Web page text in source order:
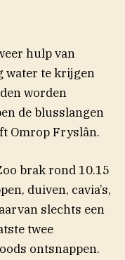
hulp van
water te krijgen
worden
de blusslangen
OmropFryslân.
brak rond 10.15
duiven, cavia’s,
slechts een
twee
ontsnappen.